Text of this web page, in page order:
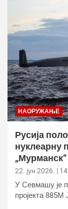
НАОРУЖАЊЕ
Русија
нуклеарну
„Мурманск“
22. јун 2026. |
У Севмашу је
пројекта